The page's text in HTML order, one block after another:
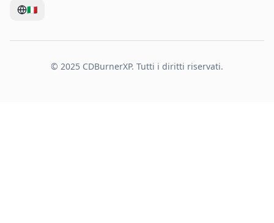
🇮🇹
© 2025 CDBurnerXP. Tutti i diritti riservati.